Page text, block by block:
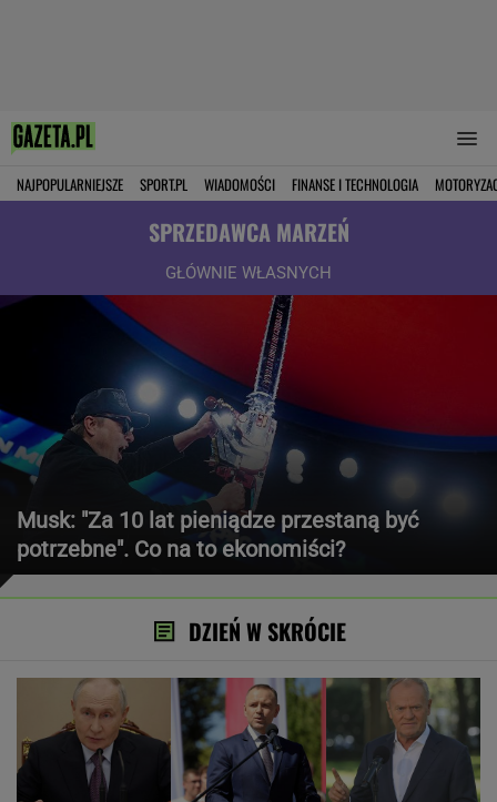
NAJPOPULARNIEJSZE SPORT.PL WIADOMOŚCI FINANSE I TECHNOLOGIA
SPRZEDAWCA MARZEŃ
GŁÓWNIE WŁASNYCH
Musk: "Za 10 lat pieniądze przestaną być
potrzebne". Co na to ekonomiści?
DZIEŃ W SKRÓCIE